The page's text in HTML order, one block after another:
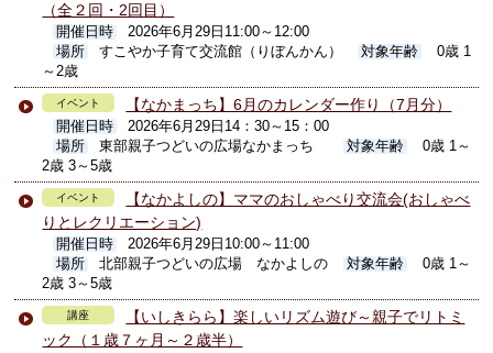
（全２回・2回目）
開催日時
2026年6月29日11:00～12:00
場所
すこやか子育て交流館（りぼんかん） 対象年齢
0歳 1
～2歳
イベント 【なかまっち】6月のカレンダー作り（7月分）
開催日時
2026年6月29日14：30～15：00
場所
東部親子つどいの広場なかまっち 対象年齢
0歳 1～
2歳 3～5歳
イベント
【なかよしの】ママのおしゃべり交流会(おしゃべ
りとレクリエーション)
開催日時
2026年6月29日10:00～11:00
場所
北部親子つどいの広場 なかよしの 対象年齢
0歳 1～
2歳 3～5歳
講座
【いしきらら】楽しいリズム遊び～親子でリトミ
ック（１歳７ヶ月～２歳半）